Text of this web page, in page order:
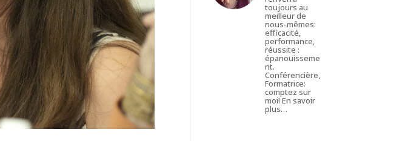
toujours au
meilleur de
nous-mêmes:
efficacité,
performance,
réussite :
épanouisseme
nt.
Conférencière,
Formatrice:
comptez sur
moi!En savoir
plus…